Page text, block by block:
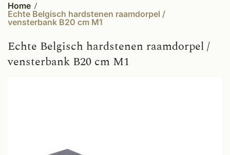
Home
Echte Belgisch hardstenen raamdorpel /
vensterbank B20 cm M1
Echte Belgisch hardstenen raamdorpel /
vensterbank B20 cm M1